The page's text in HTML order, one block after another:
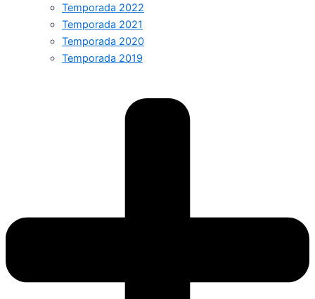
Temporada 2022
Temporada 2021
Temporada 2020
Temporada 2019